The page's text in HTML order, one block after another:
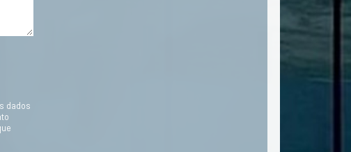
dados